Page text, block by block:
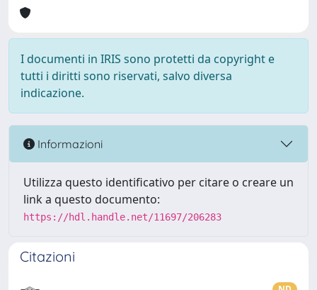
I documenti in IRIS sono protetti da copyright e
tutti i diritti sono riservati, salvo diversa
indicazione.
Informazioni
Utilizza questo identificativo per citare o creare un
link a questo documento:
https://hdl.handle.net/11697/206283
Citazioni